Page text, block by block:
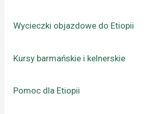
Wycieczki objazdowe do Etiopii
Kursy barmańskie i kelnerskie
Pomoc dla Etiopii